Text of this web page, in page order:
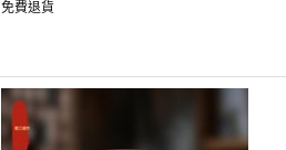
免費退貨